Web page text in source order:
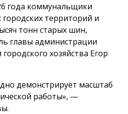
года коммунальщики
городских территорий и
тонн старых шин,
главы администрации
хозяйства Егор
демонстрирует масштаб
работы», —